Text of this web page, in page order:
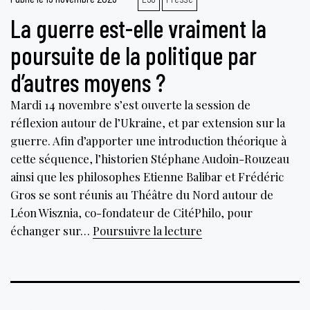
La guerre est-elle vraiment la
poursuite de la politique par
d’autres moyens ?
Mardi 14 novembre s’est ouverte la session de
réflexion autour de l’Ukraine, et par extension sur la
guerre. Afin d’apporter une introduction théorique à
cette séquence, l’historien Stéphane Audoin-Rouzeau
ainsi que les philosophes Etienne Balibar et Frédéric
Gros se sont réunis au Théâtre du Nord autour de
Léon Wisznia, co-fondateur de CitéPhilo, pour
échanger sur… Poursuivre la lecture
elle